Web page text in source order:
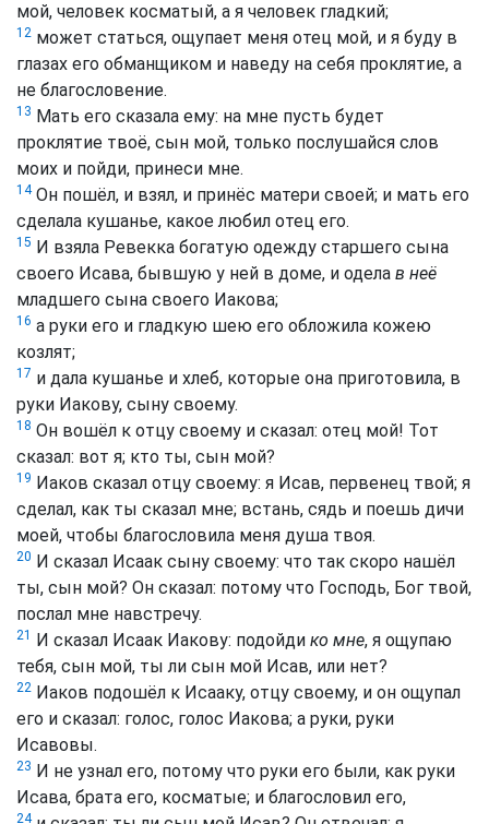
мой, человек косматый, а я человек гладкий;
12 может статься, ощупает меня отец мой, и я буду в
глазах его обманщиком и наведу на себя проклятие, а
не благословение.
13 Мать его сказала ему: на мне пусть будет
проклятие твоё, сын мой, только послушайся слов
моих и пойди, принеси мне.
14Он пошёл, и взял, и принёс матери своей; и мать его
сделала кушанье, какое любил отец его.
15 И взяла Ревекка богатую одежду старшего сына
своего Исава, бывшую у ней в доме, и одела в неё
младшего сына своего Иакова;
16 а руки его и гладкую шею его обложила кожею
козлят;
17 и дала кушанье и хлеб, которые она приготовила, в
руки Иакову, сыну своему.
18 Он вошёл к отцу своему и сказал: отец мой! Тот
сказал: вот я; кто ты, сын мой?
19 Иаков сказал отцу своему: я Исав, первенец твой; я
сделал, как ты сказал мне; встань, сядь и поешь дичи
моей, чтобы благословила меня душа твоя.
20 И сказал Исаак сыну своему: что так скоро нашёл
ты, сын мой? Он сказал: потому что Господь, Бог твой,
послал мне навстречу.
21 И сказал Исаак Иакову: подойди ко мне, я ощупаю
тебя, сын мой, ты ли сын мой Исав, или нет?
22 Иаков подошёл к Исааку, отцу своему, и он ощупал
его и сказал: голос, голос Иакова; а руки, руки
Исавовы.
23 И не узнал его, потому что руки его были, как руки
Исава, брата его, косматые; и благословил его,
24